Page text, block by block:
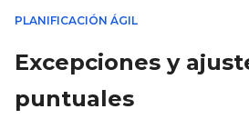
PLANIFICACIÓN ÁGIL
Excepciones y
puntuales